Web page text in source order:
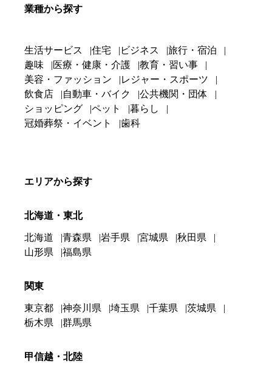
業種から探す
生活サービス 住宅 ビジネス
旅行・宿泊
趣味
医療・健康・介護
教育・習い事
美容・ファッション
レジャー・スポーツ
飲食店
自動車・バイク
公共機関・団体
ショッピング
ペット
暮らし
冠婚葬祭・イベント
歯科
エリアから探す
北海道・東北
北海道 青森県 岩手県 宮城県
秋田県
山形県
福島県
関東
東京都 神奈川県 埼玉県 千葉県
茨城県
栃木県
群馬県
甲信越・北陸